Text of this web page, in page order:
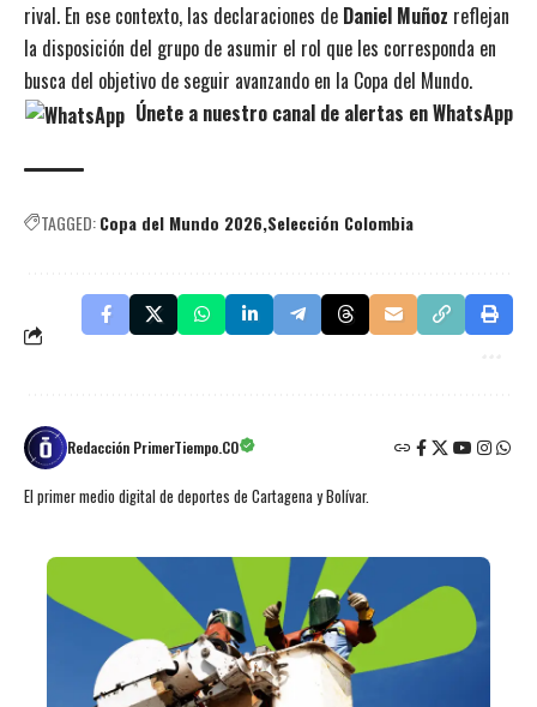
rival. En ese contexto, las declaraciones de Daniel Muñoz reflejan
la disposición del grupo de asumir el rol que les corresponda en
busca del objetivo de seguir avanzando en la Copa del Mundo.
Únete a nuestro canal de alertas en WhatsApp
TAGGED:Copa del Mundo 2026 Selección Colombia
Redacción PrimerTiempo.CO
El primer medio digital de deportes de Cartagena y Bolívar.